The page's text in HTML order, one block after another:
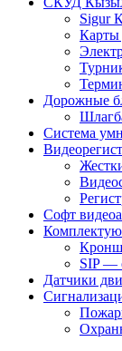
Sigur
Карты
Дорожные
Система
Софт
SIP —
Датчики